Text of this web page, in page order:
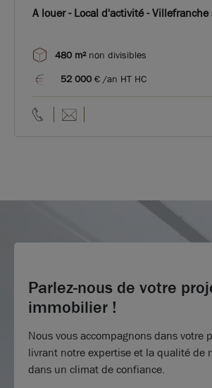
A louer - Local d'activité - Villefranche
480 m²non divisibles
52 000 € /an HT HC
Parlez-nous de votre
immobilier !
Nous vous accompagnons dans votre
livrant notre expertise et la qualité de
dans un climat de confiance.